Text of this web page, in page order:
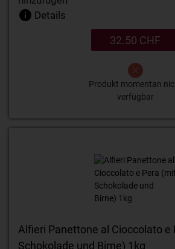
Details
32.50 CHF
Produkt momentan
verfügbar
Alfieri Panettone al Cioccolato e
Schokolade und Birne) 1kg